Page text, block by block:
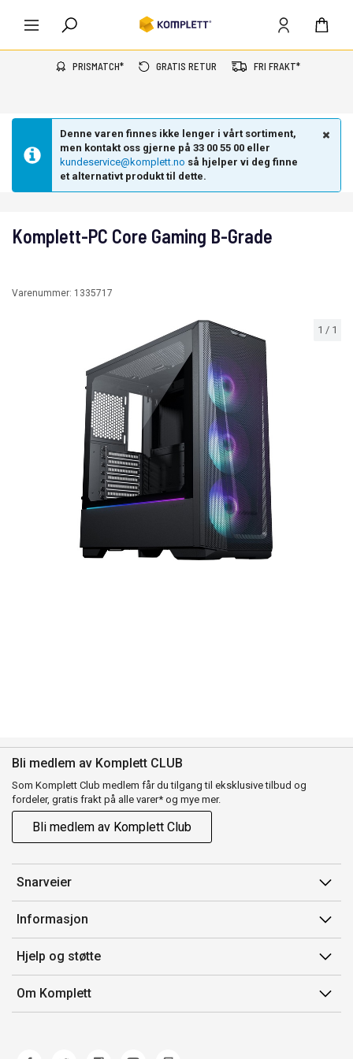
PRISMATCH* GRATIS RETUR FRI FRAKT*
Denne varen finnes ikke lenger i vårt sortiment,
men kontakt oss gjerne på 33 00 55 00 eller
kundeservice@komplett.no så hjelper vi deg finne
et alternativt produkt til dette.
1 / 1
Komplett-PC Core Gaming B-Grade
Varenummer: 1335717
Bli medlem av Komplett CLUB
Som Komplett Club medlem får du tilgang til eksklusive tilbud og
fordeler, gratis frakt på alle varer* og mye mer.
Bli medlem av Komplett Club
Snarveier
Min side
Ordreoversikt
Flex
Komplett Club
Informasjon
Salgsbetingelser
Medlemsvilkår for Komplett Club
Merker/produsent
Hjelp og støtte
Kontakt oss
Kundeservice
Om Komplett